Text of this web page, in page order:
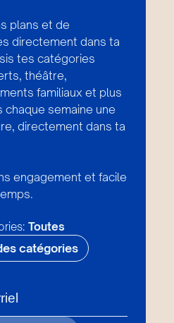
plans et de
directement dans ta
tes catégories
théâtre,
familiaux et plus
semaine une
directement dans ta
engagement et facile
Toutes
catégories